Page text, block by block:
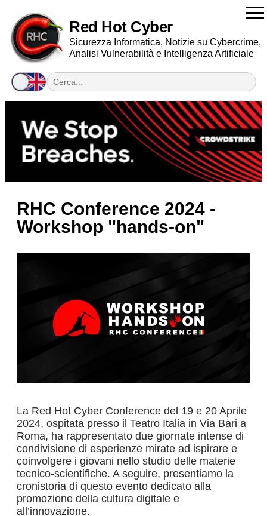
Red Hot Cyber
Sicurezza Informatica, Notizie su Cybercrime,
Analisi Vulnerabilità e Intelligenza Artificiale
RHC Conference 2024 -
Workshop "hands-on"
La Red Hot Cyber Conference del 19 e 20 Aprile
2024, ospitata presso il Teatro Italia in Via Bari a
Roma, ha rappresentato due giornate intense di
condivisione di esperienze mirate ad ispirare e
coinvolgere i giovani nello studio delle materie
tecnico-scientifiche. A seguire, presentiamo la
cronistoria di questo evento dedicato alla
promozione della cultura digitale e
all’innovazione.